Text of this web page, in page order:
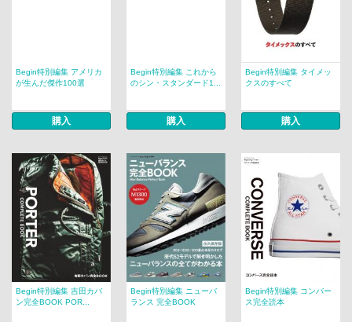
Begin特別編集 アメリカ
が生んだ傑作100選
購入
Begin特別編集 これから
のシン・スタンダード1...
購入
Begin特別編集 タイメッ
クスのすべて
購入
Begin特別編集 吉田カバ
ン完全BOOK POR...
Begin特別編集 ニューバ
ランス 完全BOOK
Begin特別編集 コンバー
ス完全読本